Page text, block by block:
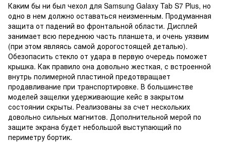
Каким бы ни был чехол для Samsung Galaxy Tab S7 Plus, но
одно в нем должно оставаться неизменным. Продуманная
защита от падений во фронтальной области. Дисплей
занимает всю переднюю часть планшета, и очень уязвим
(при этом являясь самой дорогостоящей деталью).
Обезопасить стекло от удара в первую очередь поможет
крышка. Как правило она довольно жесткая, с встроенной
внутрь полимерной пластиной предотвращает
продавливание при транспортировке. В большинстве
моделей защелки удерживающие кейс в закрытом
состоянии скрыты. Реализованы за счет нескольких
довольно сильных магнитов. Дополнительной мерой по
защите экрана будет небольшой выступающий по
периметру бортик.